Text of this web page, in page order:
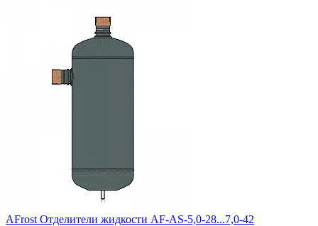
AFrost Отделители жидкости AF-AS-5,0-28...7,0-42